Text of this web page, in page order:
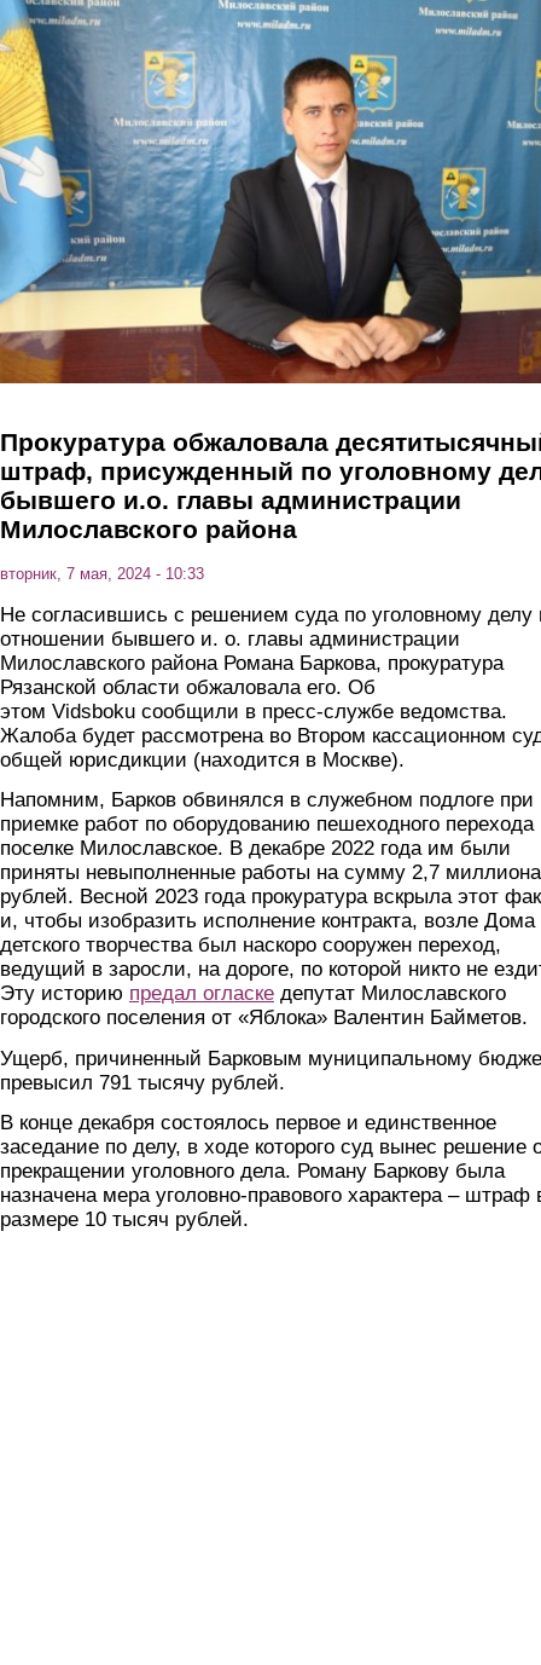
Перейти к основному содержанию
Прокуратура обжаловала
штраф, присужденный по уголовному
бывшего и.о. главы администрации
Милославского района
вторник, 7 мая, 2024 - 10:33
Не согласившись с решением суда по уголовному делу
отношении бывшего и. о. главы администрации
Милославского района Романа Баркова, прокуратура
Рязанской области обжаловала его. Об
этом Vidsboku сообщили в пресс-службе ведомства.
Жалоба будет рассмотрена во Втором кассационном
общей юрисдикции (находится в Москве).
Напомним, Барков обвинялся в служебном подлоге при
приемке работ по оборудованию пешеходного перехода
поселке Милославское. В декабре 2022 года им были
приняты невыполненные работы на сумму 2,7 миллиона
рублей. Весной 2023 года прокуратура вскрыла этот
и, чтобы изобразить исполнение контракта, возле Дома
детского творчества был наскоро сооружен переход,
ведущий в заросли, на дороге, по которой никто не
Эту историю предал огласке депутат Милославского
городского поселения от «Яблока» Валентин Байметов.
Ущерб, причиненный Барковым муниципальному
превысил 791 тысячу рублей.
В конце декабря состоялось первое и единственное
заседание по делу, в ходе которого суд вынес решение
прекращении уголовного дела. Роману Баркову была
назначена мера уголовно-правового характера – штраф
размере 10 тысяч рублей.